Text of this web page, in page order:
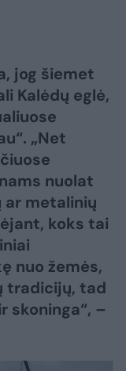
jog šiemet
Kalėdų eglė,
„Net
nuolat
ar metalinių
koks tai
nuo žemės,
tradicijų, tad
skoninga“, –